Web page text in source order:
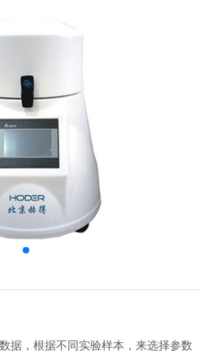
据，根据不同实验样本，来选择参数